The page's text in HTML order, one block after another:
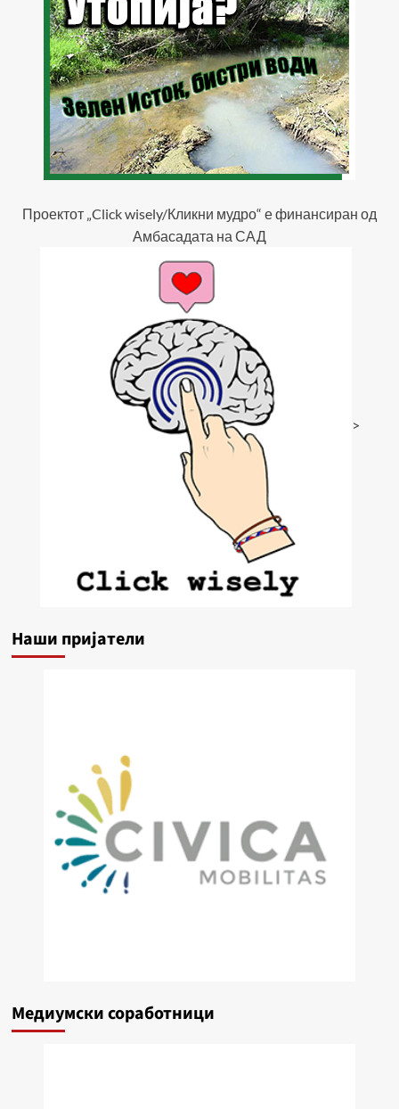
Проектот „Click wisely/Кликни мудро“ е финансиран од
Амбасадата на САД
>
Наши пријатели
Медиумски соработници